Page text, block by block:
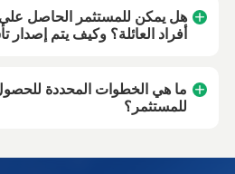
هل يمكن للمستثمر الحاصل
أفراد العائلة؟ وكيف يتم إصدار
ما هي الخطوات المحددة
للمستثمر؟